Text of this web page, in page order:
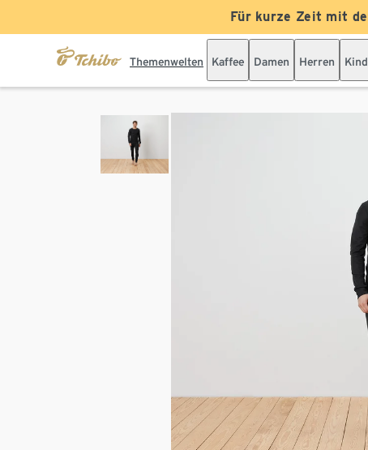
Für kurze Zeit mit
Themenwelten Kaffee Damen Herren